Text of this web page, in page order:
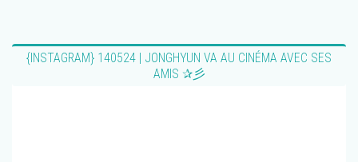
{INSTAGRAM} 140524 | JONGHYUN VA AU CINÉMA AVEC SES
AMIS ✰彡